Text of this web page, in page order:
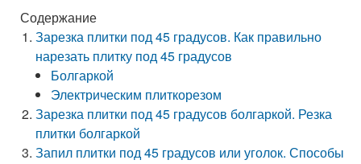
Содержание
Зарезка плитки под 45 градусов. Как правильно
нарезать плитку под 45 градусов
Болгаркой
Электрическим плиткорезом
Зарезка плитки под 45 градусов болгаркой. Резка
плитки болгаркой
Запил плитки под 45 градусов или уголок. Способы